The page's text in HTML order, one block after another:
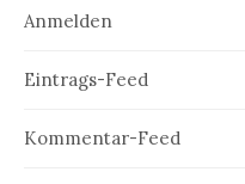
Anmelden
Eintrags-Feed
Kommentar-Feed